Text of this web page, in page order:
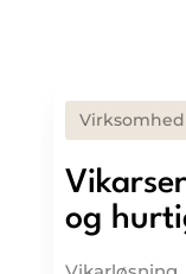
Virksomhed
og